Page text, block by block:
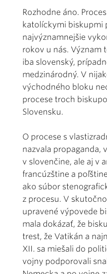
Rozhodne áno.
katolíckymi biskupmi
najvýznamnejšie
rokov u nás. Význam
iba slovenský,
medzinárodný. V
východného bloku
procese troch
Slovensku.
O procese s
nazvala propaganda,
v slovenčine, ale aj v
francúzštine a
ako súbor
z procesu. V
upravené výpovede
mala dokázať, že
trest, že Vatikán a
XII. sa miešali do
vojny podporovali